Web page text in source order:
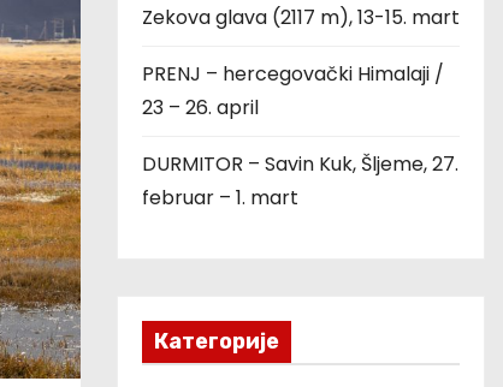
Zekova glava (2117 m), 13-15. mart
PRENJ – hercegovački Himalaji /
23 – 26. april
DURMITOR – Savin Kuk, Šljeme, 27.
februar – 1. mart
Категорије